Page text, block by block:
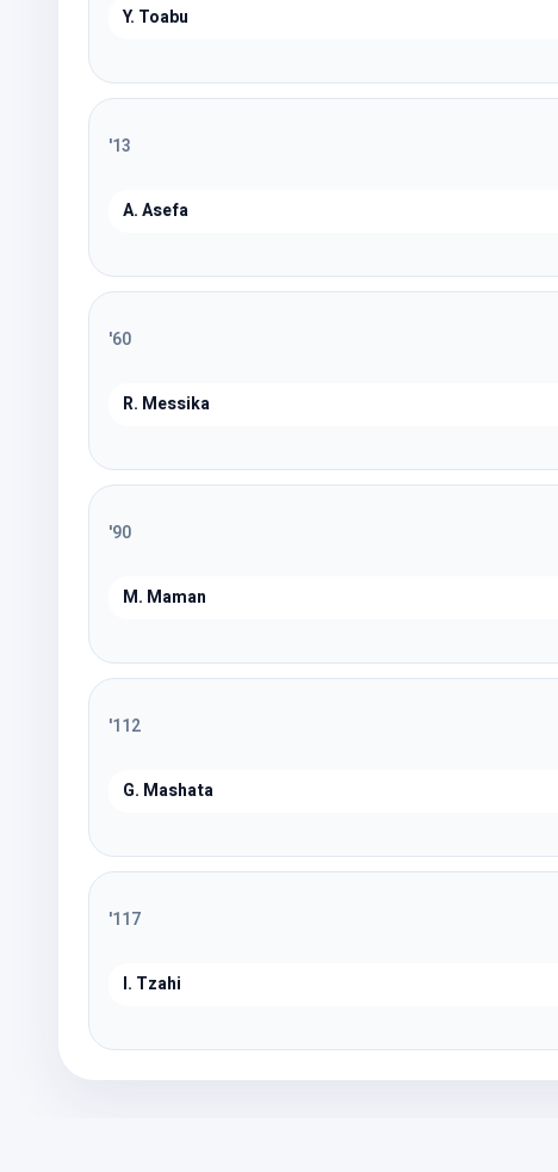
Y. Toabu
13
'
A. Asefa
60
'
R. Messika
90
'
M. Maman
112
'
G. Mashata
117
'
I. Tzahi